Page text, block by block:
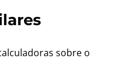
sobre o